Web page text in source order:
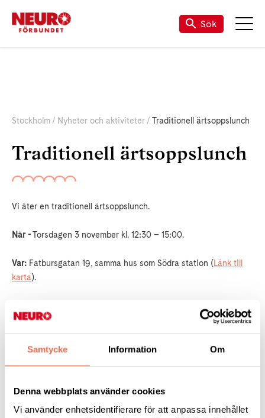
Samtycke Information Om
Denna webbplats använder cookies
Vi använder enhetsidentifierare för att anpassa innehållet
Sök
Stockholm Nyheter och aktiviteter Traditionell ärtsoppslunch
Traditionell ärtsoppslunch
Vi äter en traditionell ärtsoppslunch.
När -Torsdagen 3 november kl. 12:30 – 15:00.
Var: Fatbursgatan 19, samma hus som Södra station (Länk till
karta).
knäckesmörgås med ost, pannkaka med sylt och grädde.
Önskas ett glas varm punsch tillkommer 30kr.